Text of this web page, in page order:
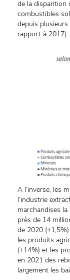
de la disparition
combustibles
depuis
rapport à 2017).
A l’inverse, les
l’industrie
marchandises
près de 14
de 2020
les produits
(+14%) et les
en 2021 des
largement les